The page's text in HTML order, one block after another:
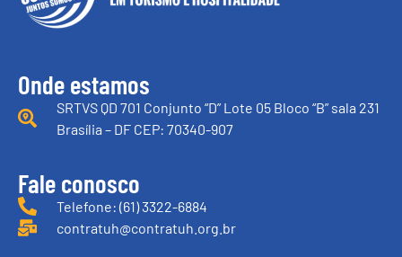
Onde estamos
SRTVS QD 701 Conjunto “D” Lote 05 Bloco “B” sala 231
Brasília – DF CEP: 70340-907
Fale conosco
Telefone: (61) 3322-6884
contratuh@contratuh.org.br